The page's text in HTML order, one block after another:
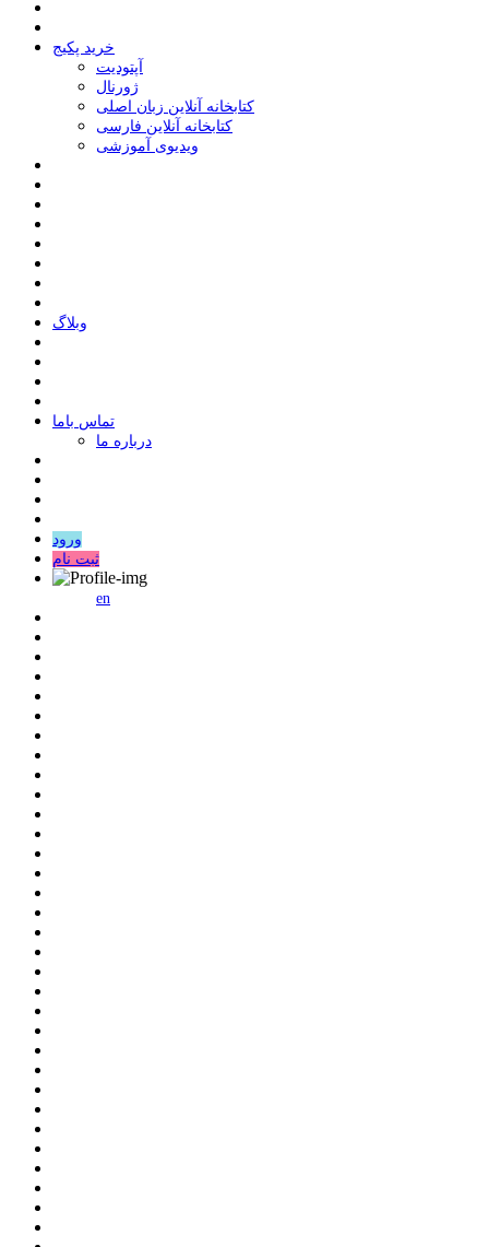
خرید پکیج
ﺁﭘﺘﻮﺩﯾﺖ
ﮊﻭﺭﻧﺎﻝ
کتابخانه آنلاین زبان اصلی
کتابخانه آنلاین فارسی
ویدیوی آموزشی
وبلاگ
ﺗﻤﺎﺱ ﺑﺎﻣﺎ
درباره ما
ورود
ثبت نام
en